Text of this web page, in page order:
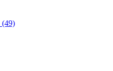
(49)